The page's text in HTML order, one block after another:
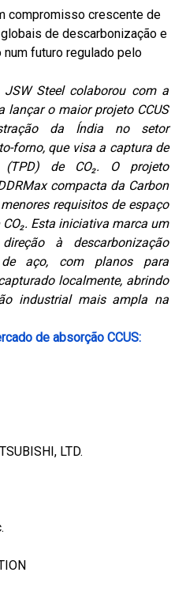
compromisso crescente de
de descarbonização e
futuro regulado pelo
Steel colaborou com a
lançar o maior projeto CCUS
da Índia no setor
forno, que visa a captura de
de CO₂. O projeto
compacta da Carbon
requisitos de espaço
Esta iniciativa marca um
à descarbonização
aço, com planos para
localmente, abrindo
industrial mais ampla na
de absorção CCUS:
LTD.